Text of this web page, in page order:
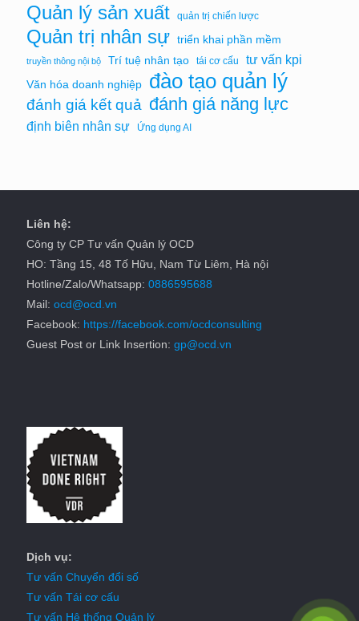
Quản lý sản xuất quản trị chiến lược
Quản trị nhân sự triển khai phần mềm
truyền thông nội bộ Trí tuệ nhân tạo tái cơ cấu tư vấn kpi
Văn hóa doanh nghiệp đào tạo quản lý
đánh giá kết quả đánh giá năng lực
định biên nhân sự Ứng dụng AI
Liên hệ:
Công ty CP Tư vấn Quản lý OCD
HO: Tầng 15, 48 Tố Hữu, Nam Từ Liêm, Hà nội
Hotline/Zalo/Whatsapp: 0886595688
Mail: ocd@ocd.vn
Facebook: https://facebook.com/ocdconsulting
Guest Post or Link Insertion: gp@ocd.vn
Dịch vụ:
Tư vấn Chuyển đổi số
Tư vấn Tái cơ cấu
Tư vấn Hệ thống Quản lý